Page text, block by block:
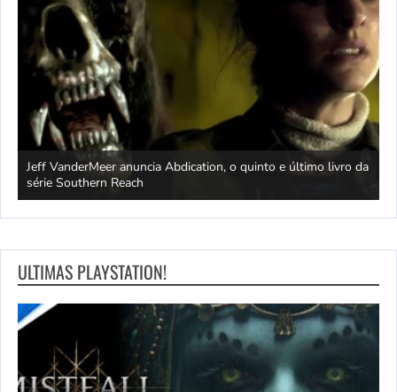
Jeff VanderMeer anuncia Abdication, o quinto e último livro da
série Southern Reach
ULTIMAS PLAYSTATION!